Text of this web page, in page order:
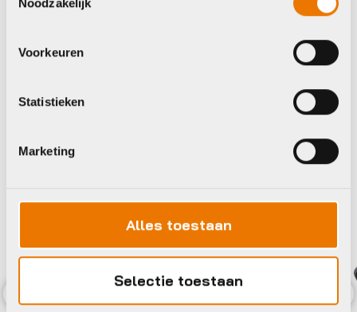
Noodzakelijk
Voorkeuren
Statistieken
Marketing
Alles toestaan
Selectie toestaan
Maak je fiets compleet
BBB